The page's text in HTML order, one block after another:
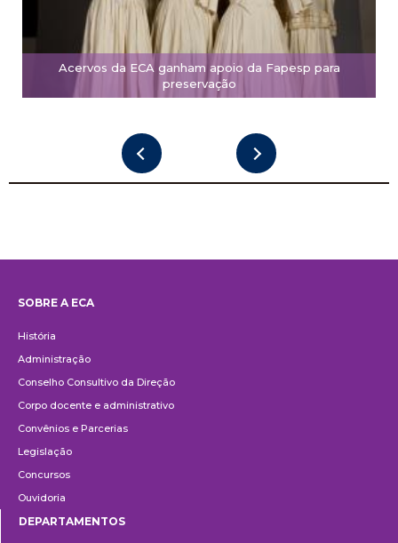
Acervos da ECA ganham apoio da Fapesp para
preservação
SOBRE A ECA
História
Administração
Conselho Consultivo da Direção
Corpo docente e administrativo
Convênios e Parcerias
Legislação
Concursos
Ouvidoria
DEPARTAMENTOS